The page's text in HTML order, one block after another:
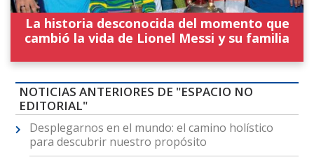
La historia desconocida del momento que
cambió la vida de Lionel Messi y su familia
NOTICIAS ANTERIORES DE "ESPACIO NO
EDITORIAL"
Desplegarnos en el mundo: el camino holístico
para descubrir nuestro propósito